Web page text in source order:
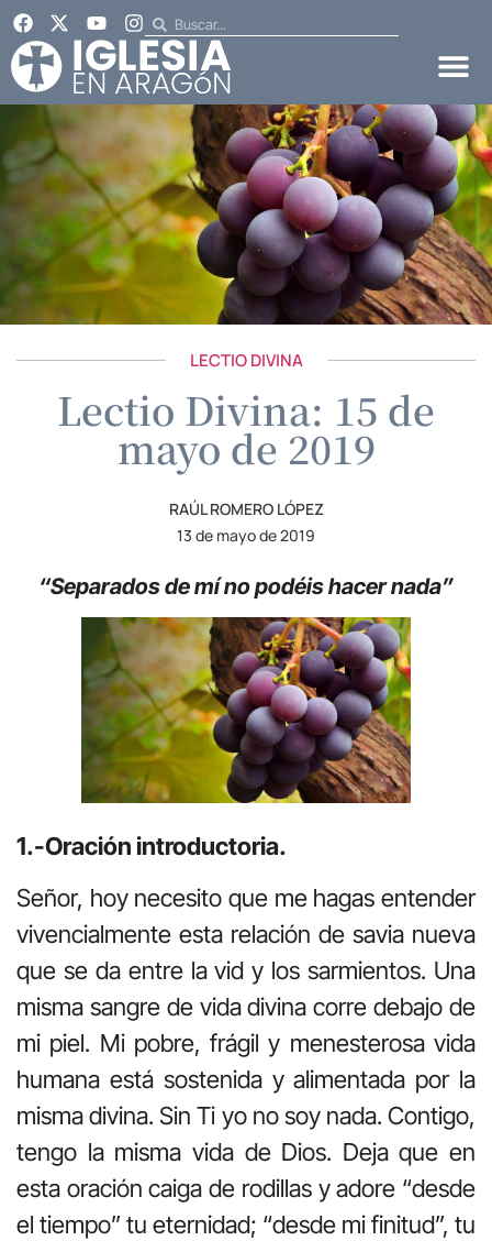
LECTIO DIVINA
Lectio Divina: 15 de
mayo de 2019
RAÚL ROMERO LÓPEZ
13 de mayo de 2019
“Separados de mí no podéis hacer nada”
1.-Oración introductoria.
Señor, hoy necesito que me hagas entender
vivencialmente esta relación de savia nueva
que se da entre la vid y los sarmientos. Una
misma sangre de vida divina corre debajo de
mi piel. Mi pobre, frágil y menesterosa vida
humana está sostenida y alimentada por la
misma divina. Sin Ti yo no soy nada. Contigo,
tengo la misma vida de Dios. Deja que en
esta oración caiga de rodillas y adore “desde
el tiempo” tu eternidad; “desde mi finitud”, tu